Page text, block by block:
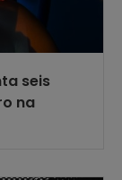
seis
na